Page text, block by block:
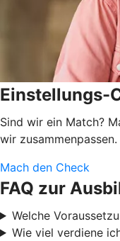
Einstellungs-
Sind wir ein Match?
wir zusammenpassen.
Mach den Check
FAQ zur
Welche
Wie viel verdiene